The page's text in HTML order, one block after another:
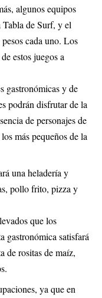
algunos equipos
de Surf, y el
cada uno. Los
estos juegos a
gastronómicas y de
podrán disfrutar de la
de personajes de
más pequeños de la
una heladería y
pollo frito, pizza y
que los
gastronómica satisfará
de rositas de maíz,
ya que en